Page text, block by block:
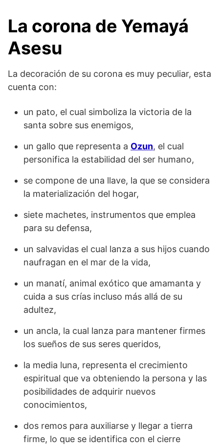
La corona de Yemayá
Asesu
La decoración de su corona es muy peculiar, esta
cuenta con:
un pato, el cual simboliza la victoria de la
santa sobre sus enemigos,
un gallo que representa a Ozun, el cual
personifica la estabilidad del ser humano,
se compone de una llave, la que se considera
la materialización del hogar,
siete machetes, instrumentos que emplea
para su defensa,
un salvavidas el cual lanza a sus hijos cuando
naufragan en el mar de la vida,
un manatí, animal exótico que amamanta y
cuida a sus crías incluso más allá de su
adultez,
un ancla, la cual lanza para mantener firmes
los sueños de sus seres queridos,
la media luna, representa el crecimiento
espiritual que va obteniendo la persona y las
posibilidades de adquirir nuevos
conocimientos,
dos remos para auxiliarse y llegar a tierra
firme, lo que se identifica con el cierre